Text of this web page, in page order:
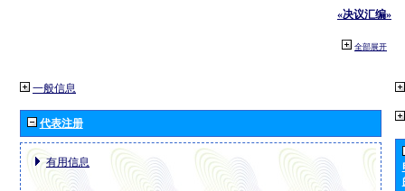
«决议汇编»
全部展开
一般信息
代表注册
有用信息